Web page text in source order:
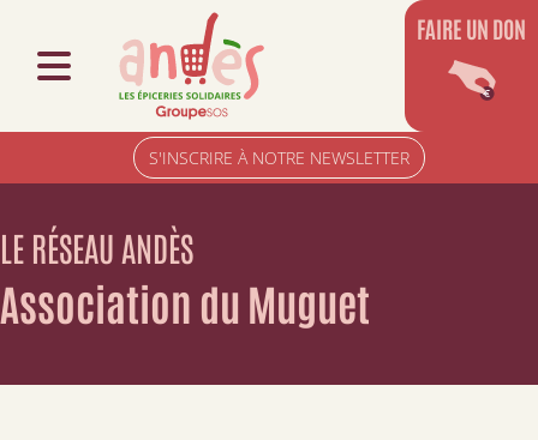
S'INSCRIRE À NOTRE NEWSLETTER
FAIRE UN DON
LE RÉSEAU ANDÈS
Association du Muguet